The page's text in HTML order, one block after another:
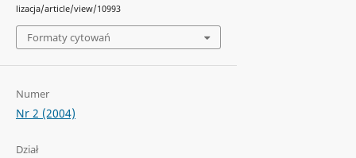
lizacja/article/view/10993
Formaty cytowań
Numer
Nr 2 (2004)
Dział